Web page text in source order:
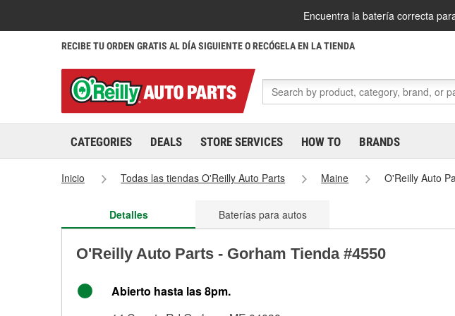
Encuentra la batería correcta
RECIBE TU ORDEN GRATIS AL DÍA SIGUIENTE O RECÓGELA EN LA TIENDA
CATEGORIES DEALS STORE SERVICES HOW TO BRANDS
Inicio Todas las tiendas O'Reilly Auto Parts Maine O'Reilly Auto
Detalles Baterías para autos
O'Reilly Auto Parts - Gorham Tienda #4550
Abierto hasta las 8pm.